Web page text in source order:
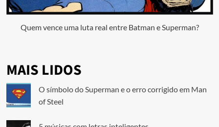
Quem vence uma luta real entre Batman e Superman?
MAIS LIDOS
O símbolo do Superman e o erro corrigido em Man
of Steel